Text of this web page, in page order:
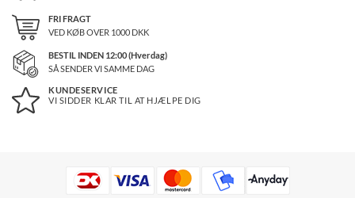
FRI FRAGT
VED KØB OVER 1000DKK
BESTIL INDEN 12:00 (Hverdag)
SÅ SENDER VI SAMME DAG
KUNDESERVICE
VI SIDDER KLAR TIL AT HJÆLPE DIG